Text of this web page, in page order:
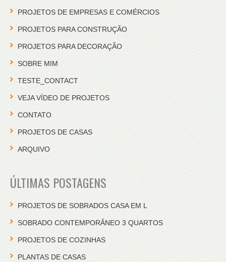
PROJETOS DE EMPRESAS E COMÉRCIOS
PROJETOS PARA CONSTRUÇÃO
PROJETOS PARA DECORAÇÃO
SOBRE MIM
TESTE_CONTACT
VEJA VÍDEO DE PROJETOS
CONTATO
PROJETOS DE CASAS
ARQUIVO
ÚLTIMAS POSTAGENS
PROJETOS DE SOBRADOS CASA EM L
SOBRADO CONTEMPORÂNEO 3 QUARTOS
PROJETOS DE COZINHAS
PLANTAS DE CASAS